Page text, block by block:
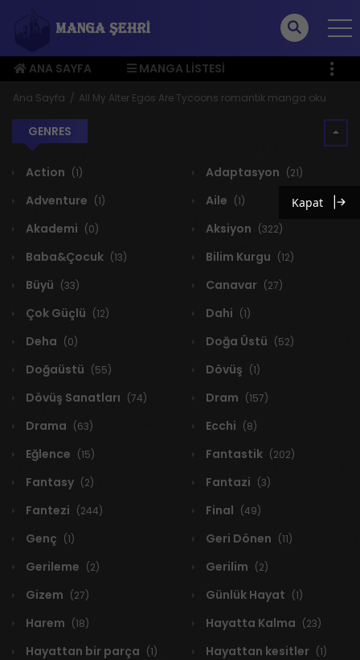
ANA SAYFA
MANGA LISTESI
ÜYE MENÜSÜ
Ana Sayfa All My Alter Egos Are Tycoons romantik manga oku
GENRES
Action (1) Adaptasyon (21)
Adventure (1) Aile (1)
Akademi (0) Aksiyon (322)
Baba&Çocuk (13) Bilim Kurgu (12)
Büyü (33) Canavar (27)
Çok Güçlü (12) Dahi (1)
Deha (0) Doğa Üstü (52)
Doğaüstü (55) Dövüş (1)
Dövüş Sanatları (74) Dram (157)
Drama (63) Ecchi (8)
Eğlence (15) Fantastik (202)
Fantasy (2) Fantazi (3)
Fantezi (244) Final (49)
Genç (1) Geri Dönen (11)
Gerileme (2) Gerilim (2)
Gizem (27) Günlük Hayat (1)
Harem (18) Hayatta Kalma (23)
Hayattan bir parça (1) Hayattan kesitler (1)
Kapat